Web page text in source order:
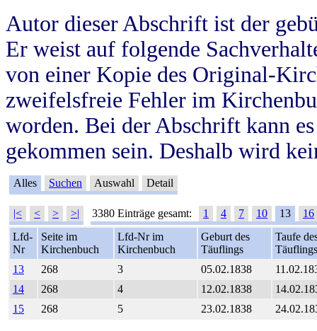
Autor dieser Abschrift ist der
Er weist auf folgende
von einer Kopie des Original-
zweifelsfreie Fehler im
worden. Bei der Abschrift kann
gekommen sein. Deshalb wird
Alles Suchen Auswahl Detail
|< < > >| 3380 Einträge gesamt: 1 4 7 10 13
16
Lfd-
Nr
Seite im
Kirchenbuch
Lfd-Nr im
Kirchenbuch
Geburt des
Täuflings
Taufe
Täuflings
13
268 3 05.02.1838
14
268 4 12.02.1838
15
268 5 23.02.1838